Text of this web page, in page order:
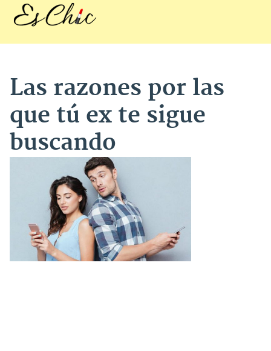
Las razones por las
que tú ex te sigue
buscando